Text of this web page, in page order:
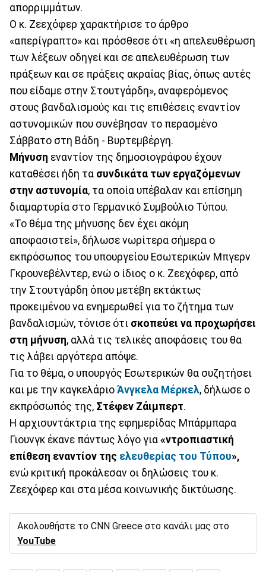
απορριμμάτων.
Ο κ. Ζεεχόφερ χαρακτήρισε το άρθρο
«απερίγραπτο» και πρόσθεσε ότι «η απελευθέρωση
των λέξεων οδηγεί και σε απελευθέρωση των
πράξεων και σε πράξεις ακραίας βίας, όπως αυτές
που είδαμε στην Στουτγάρδη», αναφερόμενος
στους βανδαλισμούς και τις επιθέσεις εναντίον
αστυνομικών που συνέβησαν το περασμένο
Σάββατο στη Βάδη - Βυρτεμβέργη.
Μήνυση εναντίον της δημοσιογράφου έχουν
καταθέσει ήδη τα συνδικάτα των εργαζόμενων
στην αστυνομία, τα οποία υπέβαλαν και επίσημη
διαμαρτυρία στο Γερμανικό Συμβούλιο Τύπου.
«Το θέμα της μήνυσης δεν έχει ακόμη
αποφασιστεί», δήλωσε νωρίτερα σήμερα ο
εκπρόσωπος του υπουργείου Εσωτερικών Μπγερν
Γκρουνεβέλντερ, ενώ ο ίδιος ο κ. Ζεεχόφερ, από
την Στουτγάρδη όπου μετέβη εκτάκτως
προκειμένου να ενημερωθεί για το ζήτημα των
βανδαλισμών, τόνισε ότι σκοπεύει να προχωρήσει
στη μήνυση, αλλά τις τελικές αποφάσεις του θα
τις λάβει αργότερα απόψε.
Για το θέμα, ο υπουργός Εσωτερικών θα συζητήσει
και με την καγκελάριο Άνγκελα Μέρκελ, δήλωσε ο
εκπρόσωπός της, Στέφεν Ζάιμπερτ.
Η αρχισυντάκτρια της εφημερίδας Μπάρμπαρα
Γιουνγκ έκανε πάντως λόγο για «ντροπιαστική
επίθεση εναντίον της ελευθερίας του Τύπου»,
ενώ κριτική προκάλεσαν οι δηλώσεις του κ.
Ζεεχόφερ και στα μέσα κοινωνικής δικτύωσης.
Ακολουθήστε το CNN Greece στο κανάλι μας στο
YouTube